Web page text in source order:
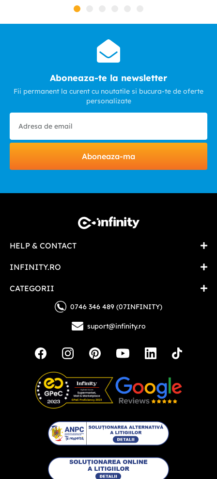
Aboneaza-te la newsletter
Fii permanent la curent cu noutatile si bucura-te de oferte
personalizate
Aboneaza-ma
HELP & CONTACT
INFINITY.RO
CATEGORII
0746 346 489 (07INFINITY)
suport@infinity.ro